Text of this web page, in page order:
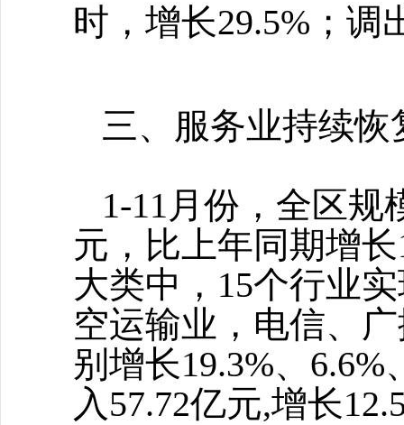
时，增长29.5%；调
三、服务业持续
1-11月份，全区规
元，比上年同期增
大类中，15个行业
空运输业，电信、
别增长19.3%、
入57.72亿元,增长